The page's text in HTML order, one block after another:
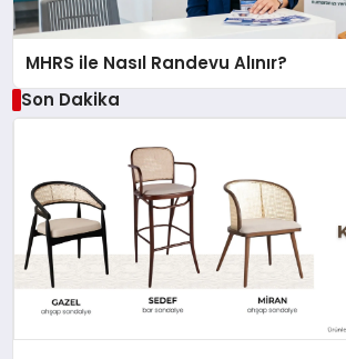
MHRS ile Nasıl Randevu Alınır?
Son Dakika